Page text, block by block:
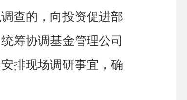
查的，向投资促进部
筹协调基金管理公司
排现场调研事宜，确